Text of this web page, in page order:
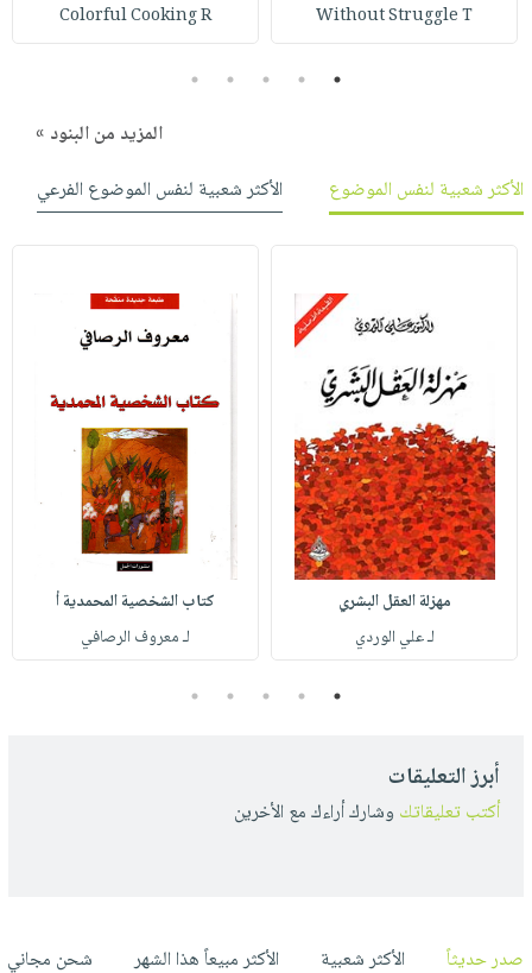
Without Struggle T
Colorful Cooking R
1
2
3
4
5
المزيد من البنود »
الأكثر شعبية لنفس الموضوع
الأكثر شعبية لنفس الموضوع الفرعي
مهزلة العقل البشري
لـ علي الوردي
كتاب الشخصية المحمدية أ
لـ معروف الرصافي
1
2
3
4
5
أبرز التعليقات
أكتب تعليقاتك وشارك أراءك مع الأخرين
صدر حديثاً الأكثر شعبية الأكثر مبيعاً هذا الشهر شحن مجاني